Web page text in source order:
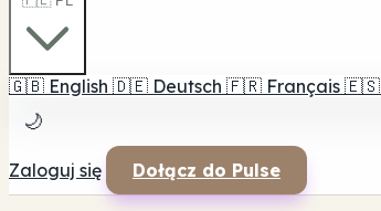
🇬🇧 English 🇩🇪 Deutsch 🇫🇷 Français 🇪🇸
🌙
Zaloguj się Dołącz do Pulse